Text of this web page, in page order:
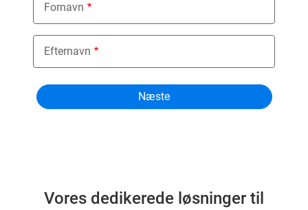
Vores dedikerede løsninger til
Fornavn
Efternavn